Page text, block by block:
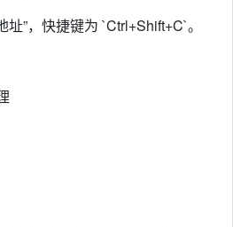
”，快捷键为 `Ctrl+Shift+C`。